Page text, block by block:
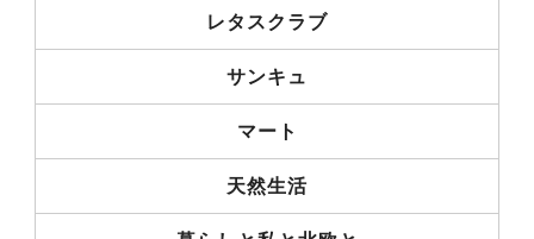
レタスクラブ
サンキュ
マート
天然生活